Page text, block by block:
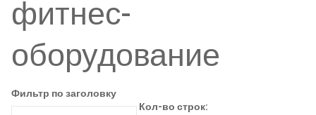
фитнес-
оборудование
Фильтр по заголовку
Кол-во строк: